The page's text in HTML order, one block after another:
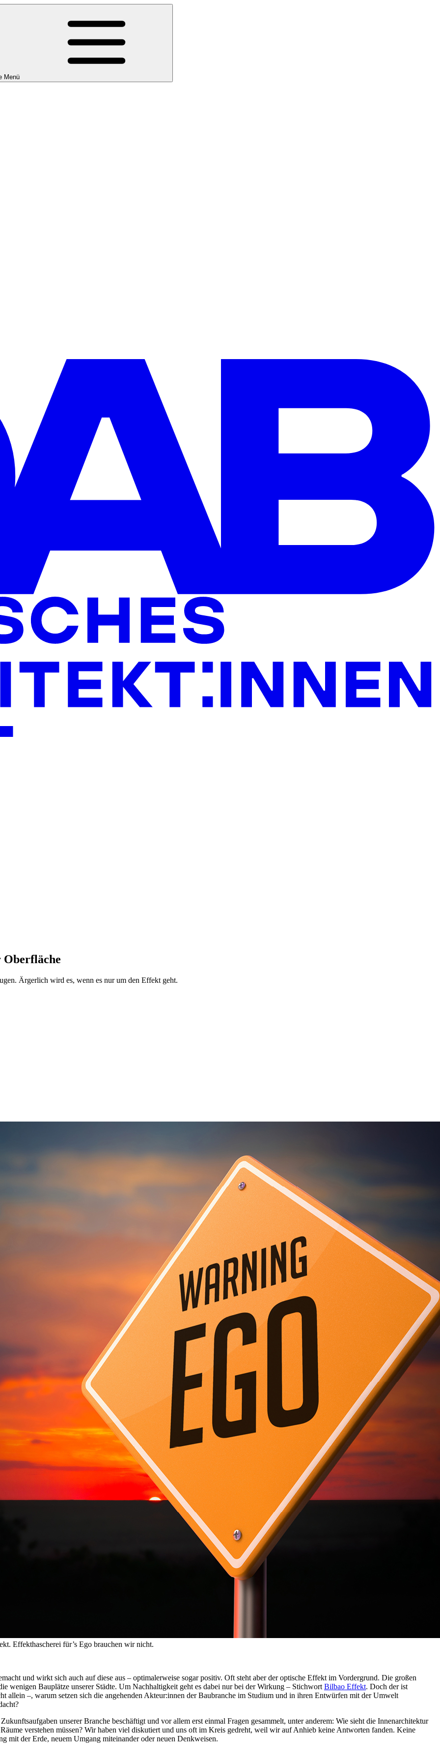
Menü
Ärgerlich wird es, wenn es nur um den Effekt geht.
Effekthascherei für’s Ego brauchen wir nicht.
und wirkt sich auch auf diese aus – optimalerweise sogar positiv. Oft steht aber der optische Effekt im Vordergrund. Die großen
wenigen Bauplätze unserer Städte. Um Nachhaltigkeit geht es dabei nur bei der Wirkung – Stichwort Bilbao Effekt. Doch der ist
allein –, warum setzen sich die angehenden Akteur:innen der Baubranche im Studium und in ihren Entwürfen mit der Umwelt
unserer Branche beschäftigt und vor allem erst einmal Fragen gesammelt, unter anderem: Wie sieht die Innenarchitektur
verstehen müssen? Wir haben viel diskutiert und uns oft im Kreis gedreht, weil wir auf Anhieb keine Antworten fanden. Keine
mit der Erde, neuem Umgang miteinander oder neuen Denkweisen.